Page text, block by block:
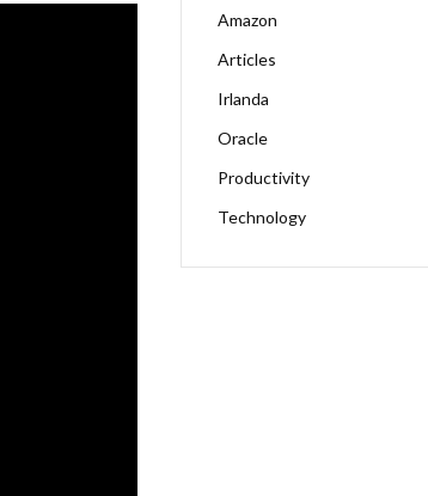
Amazon
Articles
Irlanda
Oracle
Productivity
Technology